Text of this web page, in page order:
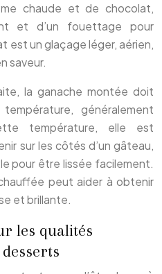
chaude et de chocolat,
et d’un fouettage pour
est un glaçage léger, aérien,
saveur.
la ganache montée doit
généralement
température, elle est
sur les côtés d’un gâteau,
pour être lissée facilement.
peut aider à obtenir
et brillante.
les qualités